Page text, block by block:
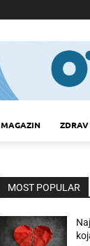
MAGAZIN
MOST POPULAR